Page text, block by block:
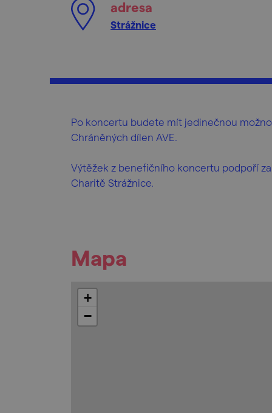
adresa
Strážnice
Po koncertu budete mít jedinečnou
Chráněných dílen AVE.
Výtěžek z benefičního koncertu podpoří
Charitě Strážnice.
Mapa
+
−